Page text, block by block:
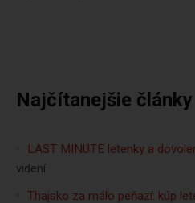
Najčítanejšie články
LAST MINUTE letenky a
videní
Thajsko za málo peňazí: kúp